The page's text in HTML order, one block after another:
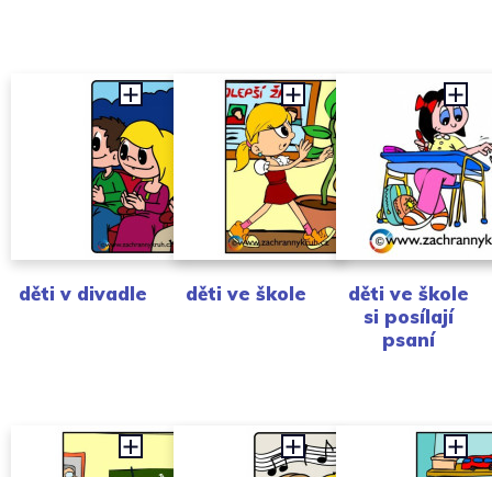
děti v divadle děti ve škole
děti ve škole
si posílají
psaní